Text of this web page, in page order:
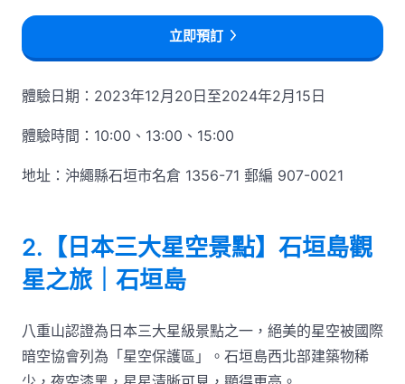
立即預訂
體驗日期：2023年12月20日至2024年2月15日
體驗時間：10:00、13:00、15:00
地址：沖繩縣石垣市名倉 1356-71 郵編 907-0021
2.【日本三大星空景點】石垣島觀
星之旅｜石垣島
八重山認證為日本三大星級景點之一，絕美的星空被國際
暗空協會列為「星空保護區」。石垣島西北部建築物稀